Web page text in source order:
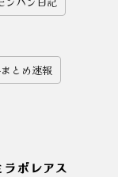
とめ速報
ボレアス